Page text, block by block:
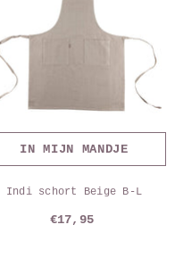
IN MIJN MANDJE
Indi schort Beige B-L
€17,95